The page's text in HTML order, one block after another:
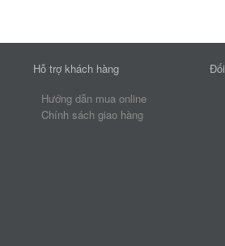
Hỗ trợ khách hàng
Hướng dẫn mua online
Chính sách giao hàng